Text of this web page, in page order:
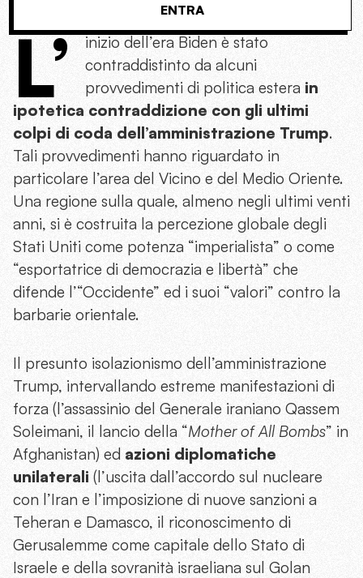
ENTRA
L’
inizio dell’era Biden è stato
contraddistinto da alcuni
provvedimenti di politica estera in
ipotetica contraddizione con gli ultimi
colpi di coda dell’amministrazione Trump.
Tali provvedimenti hanno riguardato in
particolare l’area del Vicino e del Medio Oriente.
Una regione sulla quale, almeno negli ultimi venti
anni, si è costruita la percezione globale degli
Stati Uniti come potenza “imperialista” o come
“esportatrice di democrazia e libertà” che
difende l’“Occidente” ed i suoi “valori” contro la
barbarie orientale.
Il presunto isolazionismo dell’amministrazione
Trump, intervallando estreme manifestazioni di
forza (l’assassinio del Generale iraniano Qassem
Soleimani, il lancio della “Mother of All Bombs” in
Afghanistan) ed azioni diplomatiche
unilaterali (l’uscita dall’accordo sul nucleare
con l’Iran e l’imposizione di nuove sanzioni a
Teheran e Damasco, il riconoscimento di
Gerusalemme come capitale dello Stato di
Israele e della sovranità israeliana sul Golan